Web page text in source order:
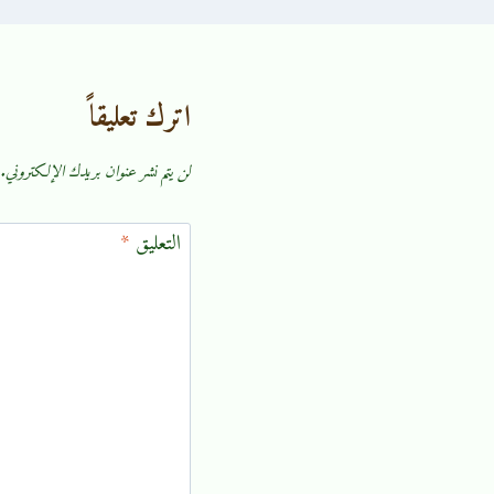
اترك تعليقاً
لن يتم نشر عنوان بريدك الإلكتروني.
التعليق*